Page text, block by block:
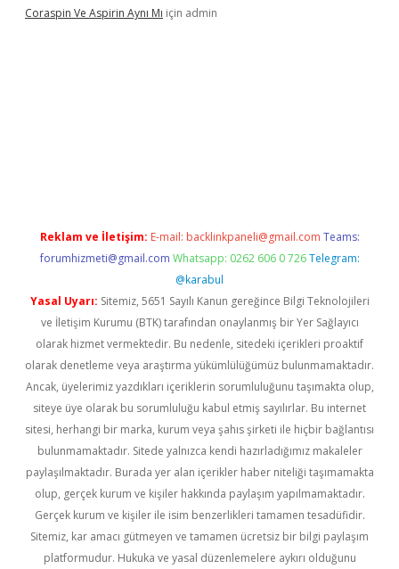
Coraspin Ve Aspirin Aynı Mı için admin
Reklam ve İletişim: E-mail: backlinkpaneli@gmail.com Teams:
forumhizmeti@gmail.com Whatsapp: 0262 606 0 726 Telegram:
@karabul
Yasal Uyarı: Sitemiz, 5651 Sayılı Kanun gereğince Bilgi Teknolojileri
ve İletişim Kurumu (BTK) tarafından onaylanmış bir Yer Sağlayıcı
olarak hizmet vermektedir. Bu nedenle, sitedeki içerikleri proaktif
olarak denetleme veya araştırma yükümlülüğümüz bulunmamaktadır.
Ancak, üyelerimiz yazdıkları içeriklerin sorumluluğunu taşımakta olup,
siteye üye olarak bu sorumluluğu kabul etmiş sayılırlar. Bu internet
sitesi, herhangi bir marka, kurum veya şahıs şirketi ile hiçbir bağlantısı
bulunmamaktadır. Sitede yalnızca kendi hazırladığımız makaleler
paylaşılmaktadır. Burada yer alan içerikler haber niteliği taşımamakta
olup, gerçek kurum ve kişiler hakkında paylaşım yapılmamaktadır.
Gerçek kurum ve kişiler ile isim benzerlikleri tamamen tesadüfidir.
Sitemiz, kar amacı gütmeyen ve tamamen ücretsiz bir bilgi paylaşım
platformudur. Hukuka ve yasal düzenlemelere aykırı olduğunu